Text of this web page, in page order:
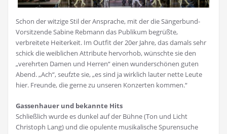
Schon der witzige Stil der Ansprache, mit der die Sängerbund-
Vorsitzende Sabine Rebmann das Publikum begrüßte,
verbreitete Heiterkeit. Im Outfit der 20er Jahre, das damals sehr
schick die weiblichen Attribute hervorhob, wünschte sie den
„verehrten Damen und Herren“ einen wunderschönen guten
Abend. „Ach“, seufzte sie, „es sind ja wirklich lauter nette Leute
hier. Freunde, die gerne zu unseren Konzerten kommen.“
Gassenhauer und bekannte Hits
Schließlich wurde es dunkel auf der Bühne (Ton und Licht
Christoph Lang) und die opulente musikalische Spurensuche